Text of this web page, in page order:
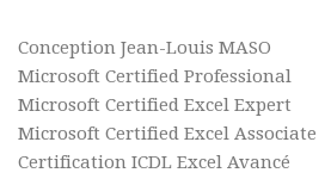
Conception Jean-Louis MASO
Microsoft Certified Professional
Microsoft Certified Excel Expert
Microsoft Certified Excel Associate
Certification ICDL Excel Avancé